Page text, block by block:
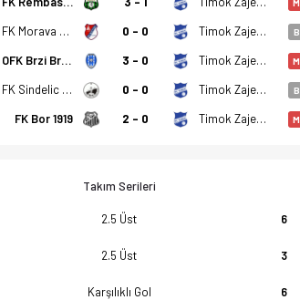
M
FK Morava Cuprija 0 - 0 Timok Zajecar B
OFK Brzi Brod 3 - 0 Timok Zajecar M
FK Sindelic Nis 0 - 0 Timok Zajecar B
FK Bor 1919 2 - 0 Timok Zajecar M
Takım Serileri
2.5 Üst 6
2.5 Üst 3
Karşılıklı Gol 6